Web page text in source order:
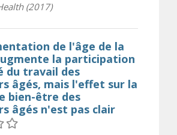
(2017)
de l'âge de la
la participation
du travail des
âgés, mais l'effet sur la
bien-être des
âgés n'est pas clair